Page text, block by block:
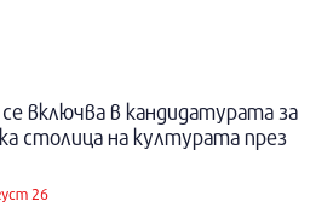
включва в кандидатурата за
столица на културата през
26